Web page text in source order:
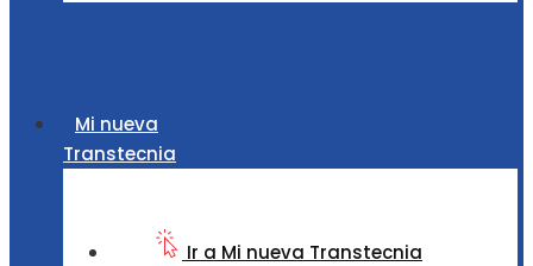
Mi nueva
Transtecnia
Ir a Mi nueva Transtecnia